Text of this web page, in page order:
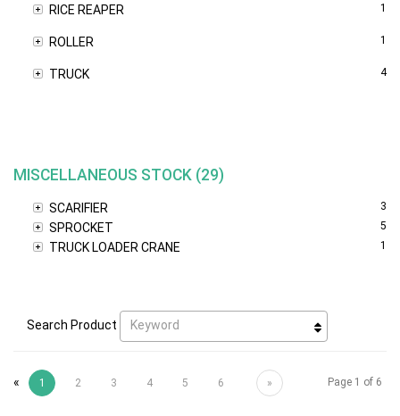
RICE REAPER 1
ROLLER 1
TRUCK 4
MISCELLANEOUS STOCK (29)
SCARIFIER 3
SPROCKET 5
TRUCK LOADER CRANE 1
Search Product Keyword
« 1 2 3 4 5 6 » Page 1 of 6